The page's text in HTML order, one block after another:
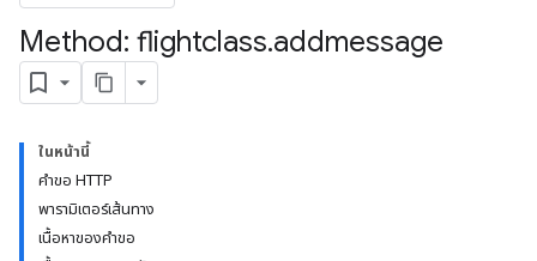
Method: flightclass.addmessage
ในหน้านี้
คำขอ HTTP
พารามิเตอร์เส้นทาง
เนื้อหาของคำขอ